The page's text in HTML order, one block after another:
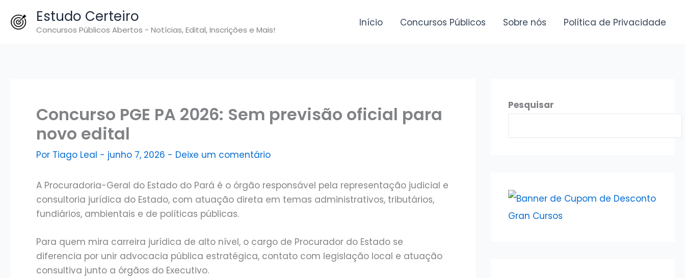
para
Estudo Certeiro
Concursos Públicos Abertos - Notícias, Edital, Inscrições e Mais!
Início Concursos Públicos Sobre nós Política de Privacidade
Concurso PGE PA 2026: Sem previsão oficial para
novo edital
Por Tiago Leal - junho 7, 2026 - Deixe um comentário
A Procuradoria-Geral do Estado do Pará é o órgão responsável pela representação judicial e
consultoria jurídica do Estado, com atuação direta em temas administrativos, tributários,
fundiários, ambientais e de políticas públicas.
Para quem mira carreira jurídica de alto nível, o cargo de Procurador do Estado se
diferencia por unir advocacia pública estratégica, contato com legislação local e atuação
consultiva junto a órgãos do Executivo.
Pesquisar